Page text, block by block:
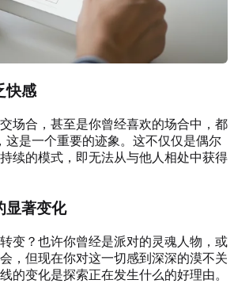
快感
场合，甚至是你曾经喜欢的场合中，都
这是一个重要的迹象。这不仅仅是偶尔
续的模式，即无法从与他人相处中获得
显著变化
变？也许你曾经是派对的灵魂人物，或
，但现在你对这一切感到深深的漠不关
的变化是探索正在发生什么的好理由。